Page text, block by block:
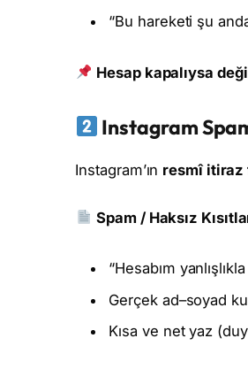
“Bu hareketi şu
Hesap kapalıysa
Instagram
Instagram’ın resmî itiraz
Spam / Haksız
“Hesabım
Gerçek ad–soyad
Kısa ve net yaz